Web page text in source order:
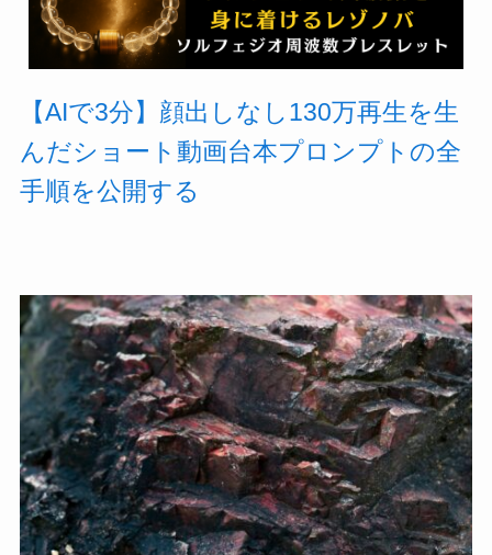
【AIで3分】顔出しなし130万再生を生
んだショート動画台本プロンプトの全
手順を公開する